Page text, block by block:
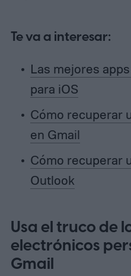
Te va a interesar:
Las mejores
para iOS
Cómo recuperar
en Gmail
Cómo recuperar
Outlook
Usa el truco de
electrónicos
Gmail